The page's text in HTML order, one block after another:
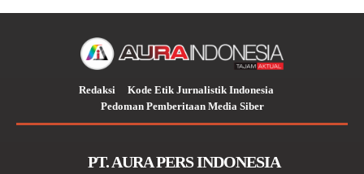
Redaksi
Kode Etik Jurnalistik Indonesia
Pedoman Pemberitaan Media Siber
PT. AURA PERS INDONESIA